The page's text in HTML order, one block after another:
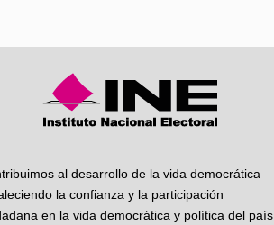
al desarrollo de la vida democrática
la confianza y la participación
en la vida democrática y política del país.